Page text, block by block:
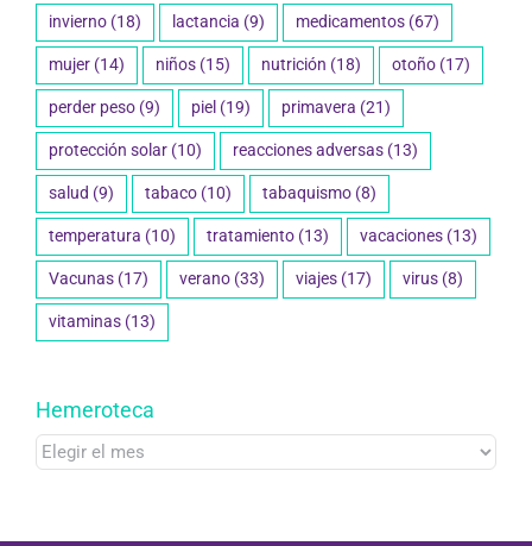
invierno (18) lactancia (9) medicamentos (67)
mujer (14) niños (15) nutrición (18) otoño (17)
perder peso (9) piel (19) primavera (21)
protección solar (10) reacciones adversas (13)
salud (9) tabaco (10) tabaquismo (8)
temperatura (10) tratamiento (13) vacaciones (13)
Vacunas (17) verano (33) viajes (17) virus (8)
vitaminas (13)
Hemeroteca
Hemeroteca